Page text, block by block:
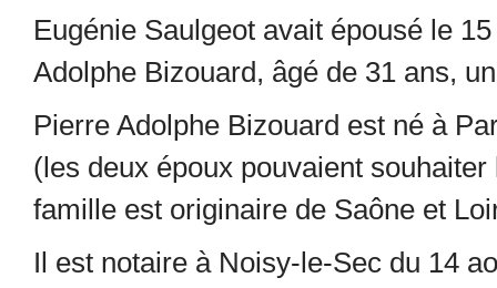
Eugénie Saulgeot avait épousé le
Adolphe Bizouard, âgé de 31 ans,
Pierre Adolphe Bizouard est né à
(les deux époux pouvaient
famille est originaire de Saône et
Il est notaire à Noisy-le-Sec du 14